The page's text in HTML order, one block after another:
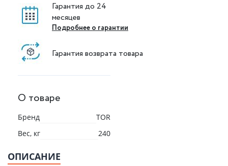
Гарантия до 24
месяцев
Подробнее о гарантии
Гарантия возврата товара
О товаре
Бренд
TOR
Вес, кг
240
ОПИСАНИЕ